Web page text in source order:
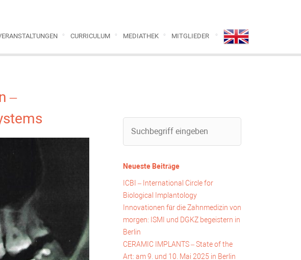
CURRICULUM MEDIATHEK MITGLIEDER
–
Neueste Beiträge
ICBI – International Circle for
Biological Implantology
Innovationen für die Zahnmedizin von
morgen: ISMI und DGKZ begeistern in
Berlin
CERAMIC IMPLANTS – State of the
Art: am 9. und 10. Mai 2025 in Berlin